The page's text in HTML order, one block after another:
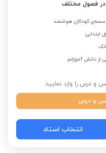
ابتدایی
دانش آموزانم
و درس را وارد نمایید:
و درس
انتخاب استاد